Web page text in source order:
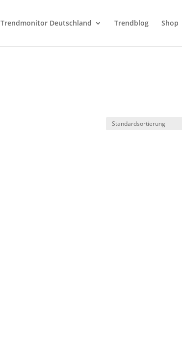
Trendmonitor Deutschland Trendblog Shop